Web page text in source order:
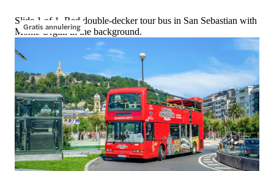
Gratis annulering
Slide 1 of 1, Red double-decker tour bus in San Sebastian with
Monte Urgull in the background.